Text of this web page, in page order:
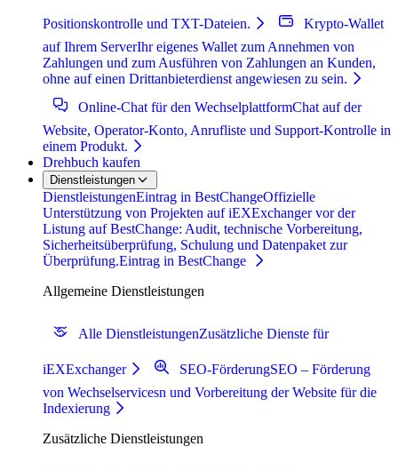
Positionskontrolle und TXT-Dateien.
Krypto-Wallet
auf Ihrem ServerIhr eigenes Wallet zum Annehmen von
Zahlungen und zum Ausführen von Zahlungen an Kunden,
ohne auf einen Drittanbieterdienst angewiesen zu sein.
Online-Chat für den WechselplattformChat auf der
Website, Operator-Konto, Anrufliste und Support-Kontrolle in
einem Produkt.
Drehbuch kaufen
Dienstleistungen
DienstleistungenEintrag in BestChangeOffizielle
Unterstützung von Projekten auf iEXExchanger vor der
Listung auf BestChange: Audit, technische Vorbereitung,
Sicherheitsüberprüfung, Schulung und Datenpaket zur
Überprüfung.Eintrag in BestChange
Allgemeine Dienstleistungen
Alle DienstleistungenZusätzliche Dienste für
iEXExchanger SEO-FörderungSEO – Förderung
von Wechselservicesn und Vorbereitung der Website für die
Indexierung
Zusätzliche Dienstleistungen